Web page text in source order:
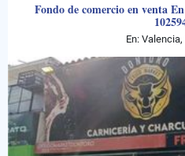
Fondo de comercio en venta
En: